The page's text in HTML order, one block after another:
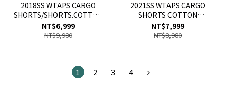
2018SS WTAPS CARGO
SHORTS/SHORTS.COTTON.DENIM
短褲 現貨
NT$6,999
NT$9,980
2021SS WTAPS CARGO
SHORTS COTTON
RIPSTOP 口袋 短褲 現貨
NT$7,999
NT$8,980
1 2 3 4